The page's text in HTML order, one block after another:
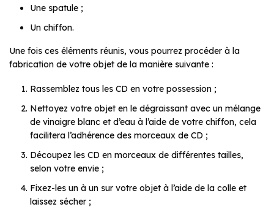
Une spatule ;
Un chiffon.
Une fois ces éléments réunis, vous pourrez procéder à la
fabrication de votre objet de la manière suivante :
Rassemblez tous les CD en votre possession ;
Nettoyez votre objet en le dégraissant avec un mélange
de vinaigre blanc et d’eau à l’aide de votre chiffon, cela
facilitera l’adhérence des morceaux de CD ;
Découpez les CD en morceaux de différentes tailles,
selon votre envie ;
Fixez-les un à un sur votre objet à l’aide de la colle et
laissez sécher ;